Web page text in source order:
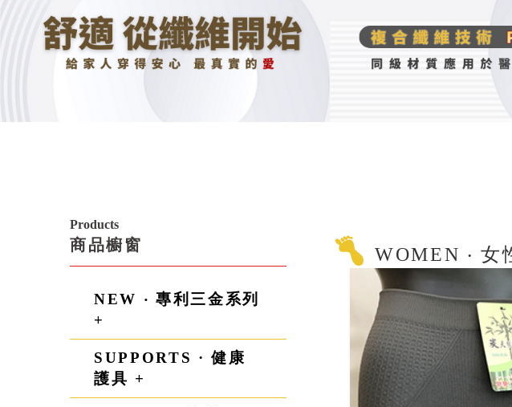
Products
商品櫥窗
NEW ‧ 專利三金系列
+
SUPPORTS · 健康
護具 +
WOMEN ‧ 女